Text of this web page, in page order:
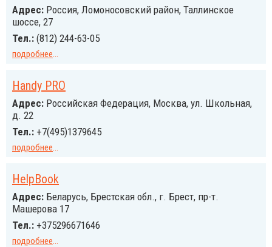
Адрес: Россия, Ломоносовский район, Таллинское
шоссе, 27
Тел.: (812) 244-63-05
подробнее...
Handy PRO
Адрес: Российcкая Федерация, Москва, ул. Школьная,
д. 22
Тел.: +7(495)1379645
подробнее...
HelpBook
Адрес: Беларусь, Брестская обл., г. Брест, пр-т.
Машерова 17
Тел.: +375296671646
подробнее...